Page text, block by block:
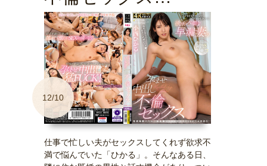
12/10
仕事で忙しい夫がセックスしてくれず欲求不
満で悩んでいた「ひかる」。そんなある日、